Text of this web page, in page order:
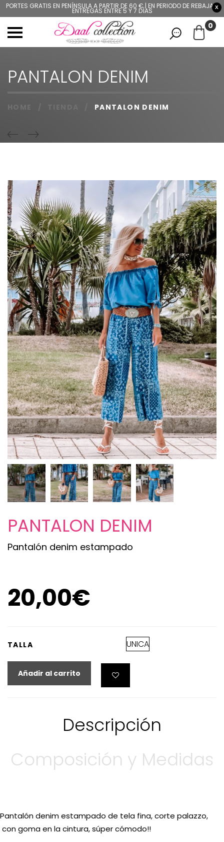
X
PORTES GRATIS EN PENÍNSULA A PARTIR DE 60 € | EN PERIODO DE REBAJAS,
ENTREGAS ENTRE 5 Y 7 DÍAS
0
PANTALON DENIM
PANTALON DENIM
PANTALON DENIM
20,00€
Pantalón denim estampado
TALLA UNICA
Añadir al carrito
Descripción
Composición y Medidas
Pantalón denim estampado de tela fina, corte palazzo,
con goma en la cintura, súper cómodo!!